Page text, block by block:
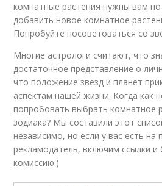
комнатные растения нужны вам
добавить новое комнатное
Попробуйте посоветоваться со
Многие астрологи считают, что
достаточное представление о
что положение звезд и планет
аспектам нашей жизни. Когда как
попробовать выбрать комнатное
зодиака? Мы составили этот
независимо, но если у вас есть на
рекламодатель, включим ссылки и
комиссию:)